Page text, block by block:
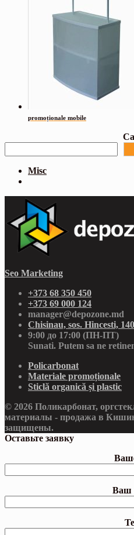
promoționale mobile
Misc
Seo Marketing
+373 68 350 450
+373 69 000 124
manager@depozone.md
Chisinau, sos. Hincesti,
9:00 до 17:00 (ПН-ПТ)
Sunati. Putem sa ne
Policarbonat
Materiale promoționale
Sticlă organică și plastic
© 2026 Поликарбонат,
материалы - продажа в
защищены.
Оставьте заявку
Ваш